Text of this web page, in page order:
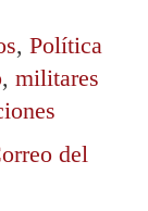
, Política
, militares
del